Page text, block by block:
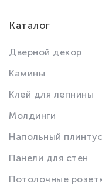
Каталог
Дверной декор
Камины
Клей для лепнины
Молдинги
Напольный плинтус
Панели для стен
Потолочные